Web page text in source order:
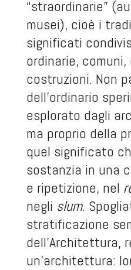
“straordinarie”
musei), cioè i
significati
ordinarie,
costruzioni. Non
dell’ordinario
esplorato dagli
ma proprio della
quel significato
sostanzia in una
e ripetizione, nel
negli slum.
stratificazione
dell’Architettura,
un’architettura: